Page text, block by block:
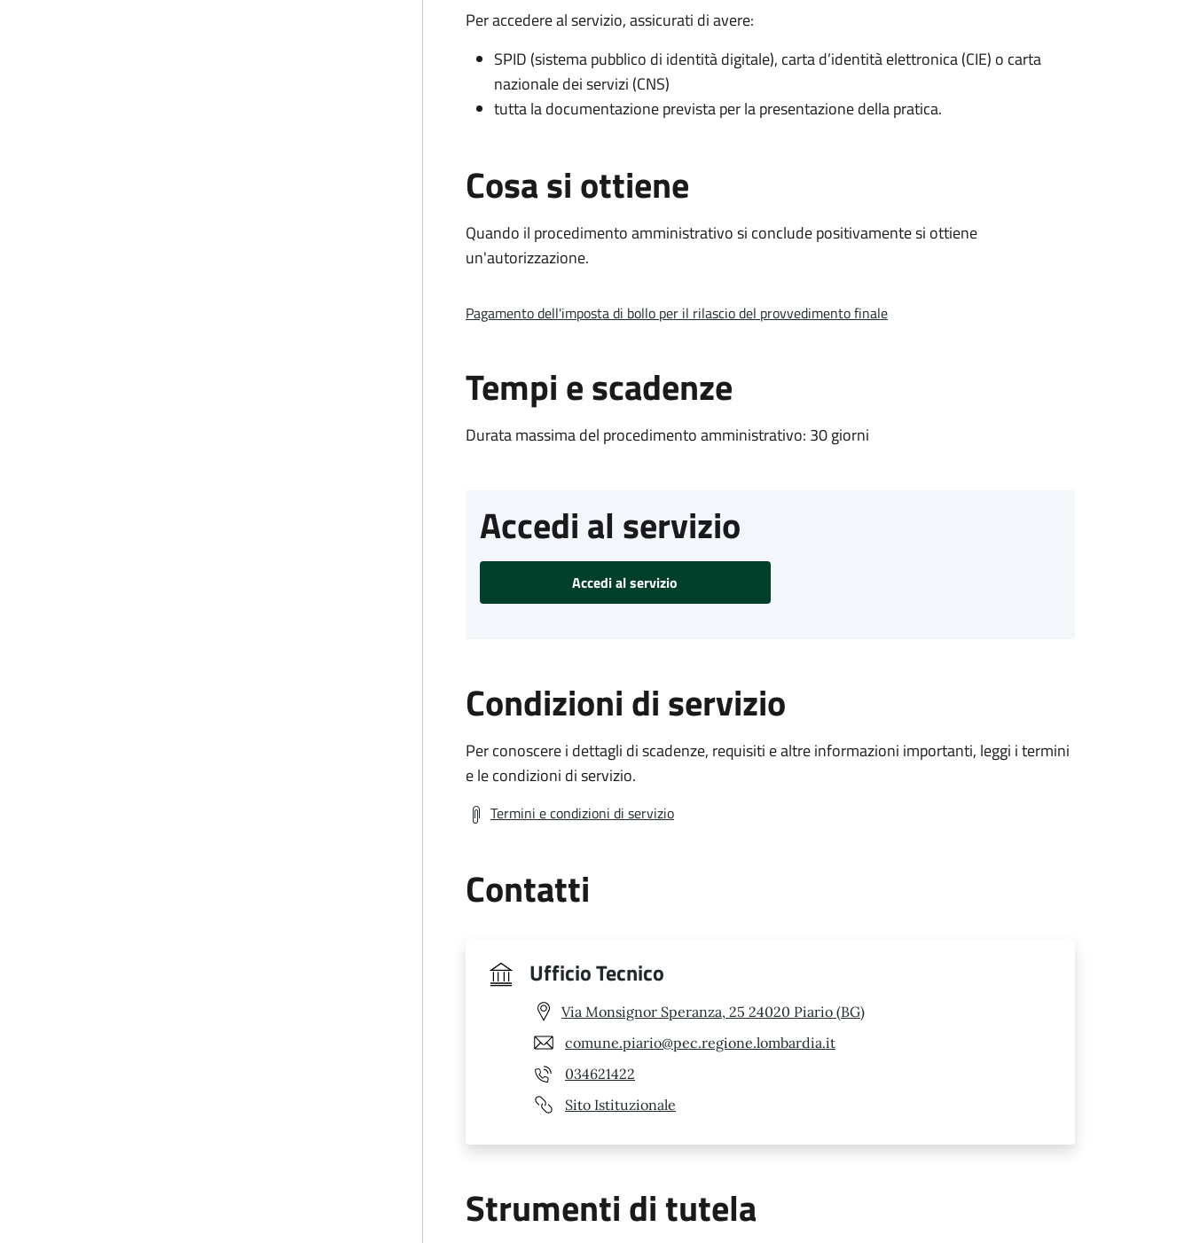
Per accedere al servizio, assicurati di avere:
SPID (sistema pubblico di identità digitale), carta d’identità elettronica (CIE) o carta
nazionale dei servizi (CNS)
tutta la documentazione prevista per la presentazione della pratica.
Cosa si ottiene
Quando il procedimento amministrativo si conclude positivamente si ottiene
un'autorizzazione.
Pagamento dell'imposta di bollo per il rilascio del provvedimento finale
Tempi e scadenze
Durata massima del procedimento amministrativo: 30 giorni
Accedi al servizio
Accedi al servizio
Condizioni di servizio
Per conoscere i dettagli di scadenze, requisiti e altre informazioni importanti, leggi i termini
e le condizioni di servizio.
Termini e condizioni di servizio
Contatti
Ufficio Tecnico
Via Monsignor Speranza, 25 24020 Piario (BG)
comune.piario@pec.regione.lombardia.it
034621422
Sito Istituzionale
Strumenti di tutela